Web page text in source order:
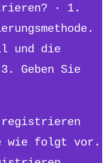
· 1.
und die
Geben Sie
registrieren
wie folgt vor.